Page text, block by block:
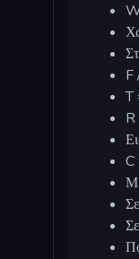
F
T
R
C
Μ